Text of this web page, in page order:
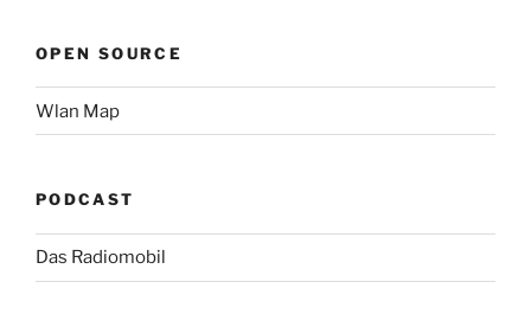
OPEN SOURCE
Wlan Map
PODCAST
Das Radiomobil